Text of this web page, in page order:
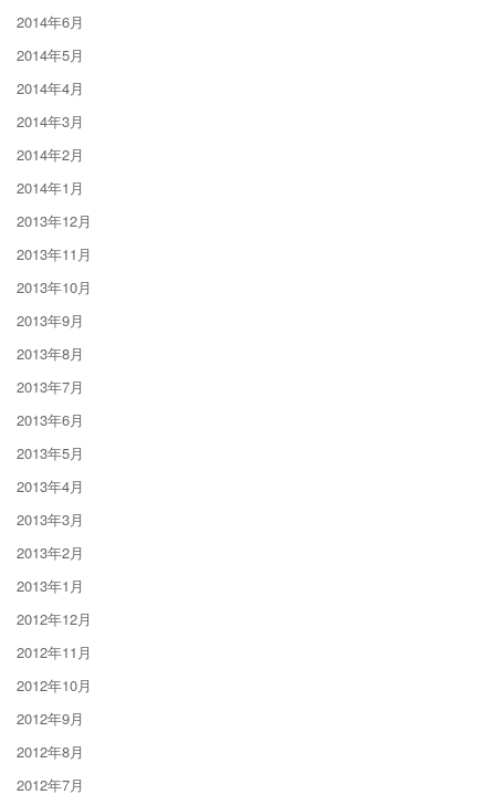
2014年6月
2014年5月
2014年4月
2014年3月
2014年2月
2014年1月
2013年12月
2013年11月
2013年10月
2013年9月
2013年8月
2013年7月
2013年6月
2013年5月
2013年4月
2013年3月
2013年2月
2013年1月
2012年12月
2012年11月
2012年10月
2012年9月
2012年8月
2012年7月